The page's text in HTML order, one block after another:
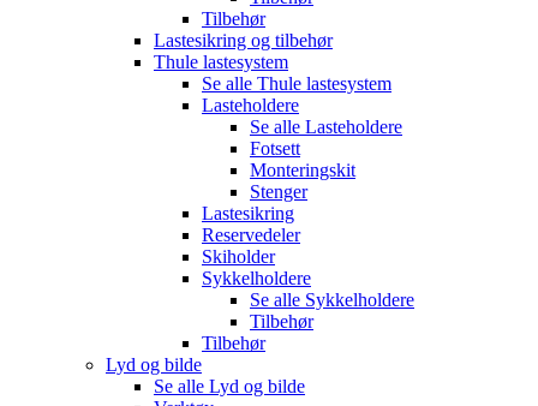
Tilbehør
Lastesikring og tilbehør
Thule lastesystem
Se alle Thule lastesystem
Lasteholdere
Se alle Lasteholdere
Fotsett
Monteringskit
Stenger
Lastesikring
Reservedeler
Skiholder
Sykkelholdere
Se alle Sykkelholdere
Tilbehør
Tilbehør
Lyd og bilde
Se alle Lyd og bilde